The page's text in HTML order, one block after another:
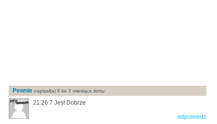
Pewnie napisal(a) 6 lat 2 miesiące temu:
21:26 7 Jest Dobrze
odpowiedz